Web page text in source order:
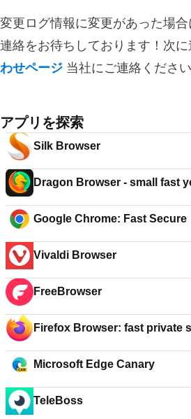
変更ログ情報に変更があった場
連絡をお待ちしております！次に
わせページ 当社にご連絡ください
アプリを探索
Silk Browser
Dragon Browser - small fast
Google Chrome: Fast Secure
Vivaldi Browser
FreeBrowser
Microsoft Edge Canary
TeleBoss